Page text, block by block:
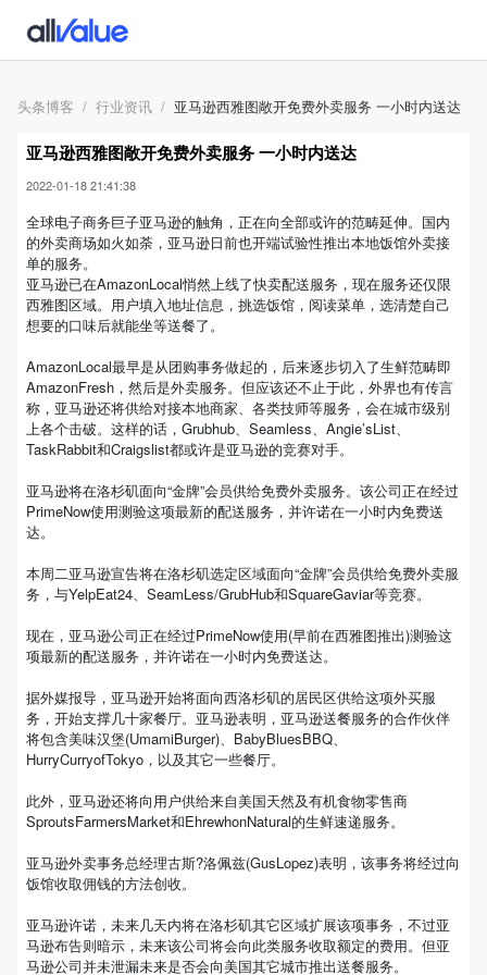
头条博客 行业资讯 亚马逊西雅图敞开免费外卖服务 一小时内送达
亚马逊西雅图敞开免费外卖服务 一小时内送达
2022-01-18 21:41:38
全球电子商务巨子亚马逊的触角，正在向全部或许的范畴延伸。国内
的外卖商场如火如荼，亚马逊日前也开端试验性推出本地饭馆外卖接
单的服务。
亚马逊已在AmazonLocal悄然上线了快卖配送服务，现在服务还仅限
西雅图区域。用户填入地址信息，挑选饭馆，阅读菜单，选清楚自己
想要的口味后就能坐等送餐了。
AmazonLocal最早是从团购事务做起的，后来逐步切入了生鲜范畴即
AmazonFresh，然后是外卖服务。但应该还不止于此，外界也有传言
称，亚马逊还将供给对接本地商家、各类技师等服务，会在城市级别
上各个击破。这样的话，Grubhub、Seamless、Angie’sList、
TaskRabbit和Craigslist都或许是亚马逊的竞赛对手。
亚马逊将在洛杉矶面向“金牌”会员供给免费外卖服务。该公司正在经过
PrimeNow使用测验这项最新的配送服务，并许诺在一小时内免费送
达。
本周二亚马逊宣告将在洛杉矶选定区域面向“金牌”会员供给免费外卖服
务，与YelpEat24、SeamLess/GrubHub和SquareGaviar等竞赛。
现在，亚马逊公司正在经过PrimeNow使用(早前在西雅图推出)测验这
项最新的配送服务，并许诺在一小时内免费送达。
据外媒报导，亚马逊开始将面向西洛杉矶的居民区供给这项外买服
务，开始支撑几十家餐厅。亚马逊表明，亚马逊送餐服务的合作伙伴
将包含美味汉堡(UmamiBurger)、BabyBluesBBQ、
HurryCurryofTokyo，以及其它一些餐厅。
此外，亚马逊还将向用户供给来自美国天然及有机食物零售商
SproutsFarmersMarket和EhrewhonNatural的生鲜速递服务。
亚马逊外卖事务总经理古斯?洛佩兹(GusLopez)表明，该事务将经过向
饭馆收取佣钱的方法创收。
亚马逊许诺，未来几天内将在洛杉矶其它区域扩展该项事务，不过亚
马逊布告则暗示，未来该公司将会向此类服务收取额定的费用。但亚
马逊公司并未泄漏未来是否会向美国其它城市推出送餐服务。